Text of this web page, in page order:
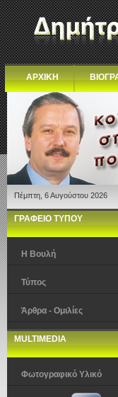
ΑΡΧΙΚΗ
Πέμπτη, 6 Αυγούστου 2026
ΓΡΑΦΕΙΟ ΤΥΠΟΥ
Η Βουλή
Τύπος
Άρθρα - Ομιλίες
MULTIMEDIA
Φωτογραφικό Υλικό